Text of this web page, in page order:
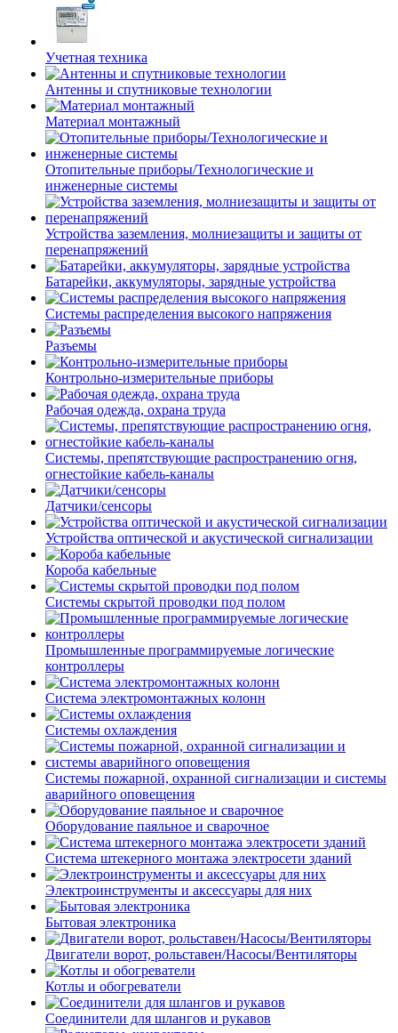
Учетная техника
Антенны и спутниковые технологии
Материал монтажный
Отопительные приборы/Технологические и
инженерные системы
Устройства заземления, молниезащиты и защиты от
перенапряжений
Батарейки, аккумуляторы, зарядные устройства
Системы распределения высокого напряжения
Разъемы
Контрольно-измерительные приборы
Рабочая одежда, охрана труда
Системы, препятствующие распространению огня,
огнестойкие кабель-каналы
Датчики/сенсоры
Устройства оптической и акустической сигнализации
Короба кабельные
Системы скрытой проводки под полом
Промышленные программируемые логические
контроллеры
Система электромонтажных колонн
Системы охлаждения
Системы пожарной, охранной сигнализации и системы
аварийного оповещения
Оборудование паяльное и сварочное
Система штекерного монтажа электросети зданий
Электроинструменты и аксессуары для них
Бытовая электроника
Двигатели ворот, рольставен/Насосы/Вентиляторы
Котлы и обогреватели
Соединители для шлангов и рукавов